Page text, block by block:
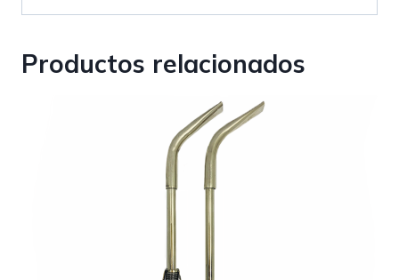
Productos relacionados